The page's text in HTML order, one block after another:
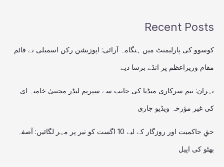
Recent Posts
کوسوو کی پارلیمنٹ میں ہنگامہ آرائی: اپوزیشن رکن اسمبلی نے قائم
مقام وزیراعظم پر انڈے برسا دیے
تہران: نیم سرکاری میڈیا کی جانب سے سپریم لیڈر مجتبیٰ خامنہ ای
کی غیر مؤرخہ ویڈیو جاری
حقِ حاکمیت اور روزگار کے لیے 10 اگست کو تیر پر مہر لگائیں: آصفہ
بھٹو کی اپیل